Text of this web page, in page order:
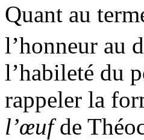
Quant au
l’honneur au
l’habileté du
rappeler la
l’œufde